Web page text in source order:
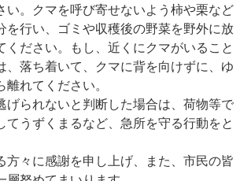
い。クマを呼び寄せないよう柿や栗など
を行い、ゴミや収穫後の野菜を野外に放
ください。もし、近くにクマがいること
、落ち着いて、クマに背を向けずに、ゆ
れてください。
げられないと判断した場合は、荷物等で
てうずくまるなど、急所を守る行動をと
方々に感謝を申し上げ、また、市民の皆